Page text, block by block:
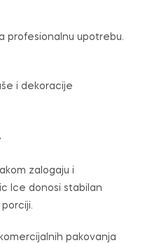
profesionalnu upotrebu.
i dekoracije
zalogaju i
Ice donosi stabilan
pakovanja